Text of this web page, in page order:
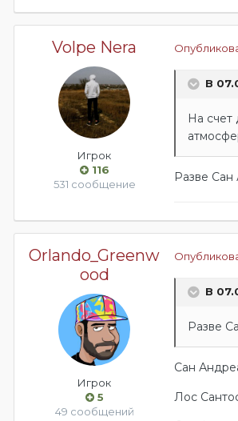
Volpe Nera
Игрок
116
531 сообщение
В
На счет
Разве
Orlando_Greenw
ood
Игрок
5
49 сообщений
В
Разве
Сан
Лос